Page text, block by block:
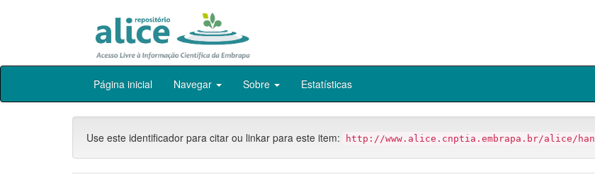
Skip
Página inicial Navegar Sobre Estatísticas
Use este identificador para citar ou linkar para este item: http://www.alice.cnptia.embrapa.br/alice/